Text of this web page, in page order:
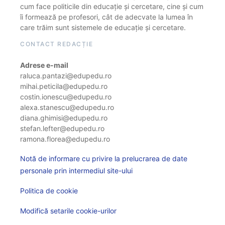
cum face politicile din educație și cercetare, cine și cum
îi formează pe profesori, cât de adecvate la lumea în
care trăim sunt sistemele de educație și cercetare.
CONTACT REDACȚIE
Adrese e-mail
raluca.pantazi@edupedu.ro
mihai.peticila@edupedu.ro
costin.ionescu@edupedu.ro
alexa.stanescu@edupedu.ro
diana.ghimisi@edupedu.ro
stefan.lefter@edupedu.ro
ramona.florea@edupedu.ro
Notă de informare cu privire la prelucrarea de date
personale prin intermediul site-ului
Politica de cookie
Modifică setarile cookie-urilor